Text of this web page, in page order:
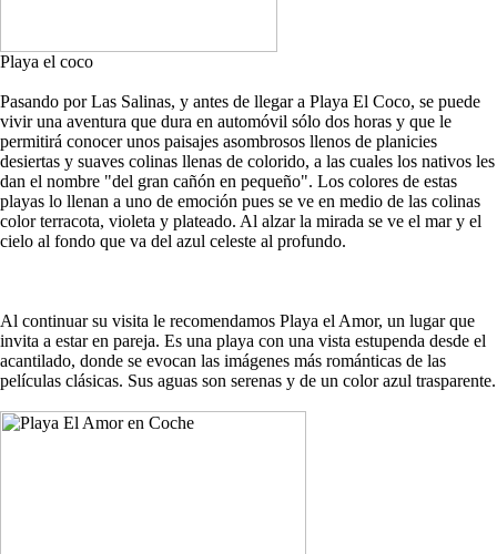
Playa el coco
Pasando por Las Salinas, y antes de llegar a Playa El Coco, se puede
vivir una aventura que dura en automóvil sólo dos horas y que le
permitirá conocer unos paisajes asombrosos llenos de planicies
desiertas y suaves colinas llenas de colorido, a las cuales los nativos les
dan el nombre "del gran cañón en pequeño". Los colores de estas
playas lo llenan a uno de emoción pues se ve en medio de las colinas
color terracota, violeta y plateado. Al alzar la mirada se ve el mar y el
cielo al fondo que va del azul celeste al profundo.
Al continuar su visita le recomendamos Playa el Amor, un lugar que
invita a estar en pareja. Es una playa con una vista estupenda desde el
acantilado, donde se evocan las imágenes más románticas de las
películas clásicas. Sus aguas son serenas y de un color azul trasparente.